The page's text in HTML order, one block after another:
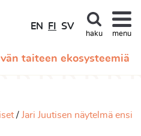
taiteen ekosysteemiä
EN FI SV
haku menu
Jari Juutisen näytelmä ensi